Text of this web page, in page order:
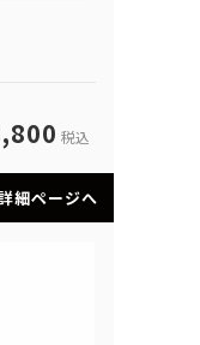
税込
細ページへ